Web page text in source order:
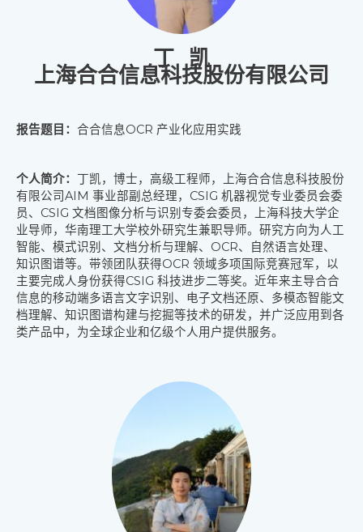
丁 凯
上海合合信息科技股份有限公司
报告题目： 合合信息OCR 产业化应用实践
个人简介： 丁凯，博士，高级工程师，上海合合信息科技股份
有限公司AIM 事业部副总经理， CSIG 机器视觉专业委员会委
员、CSIG 文档图像分析与识别专委会委员，上海科技大学企
业导师，华南理工大学校外研究生兼职导师。研究方向为人工
智能、模式识别、文档分析与理解、 OCR、自然语言处理、
知识图谱等。带领团队获得OCR 领域多项国际竞赛冠军，以
主要完成人身份获得CSIG 科技进步二等奖。近年来主导合合
信息的移动端多语言文字识别、电子文档还原、 多模态智能文
档理解、知识图谱构建与挖掘等技术的研发，并广泛应用到各
类产品中，为全球企业和亿级个人用户提供服务。